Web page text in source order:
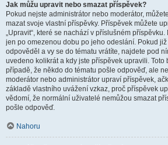
Jak můžu upravit nebo smazat příspěvek?
Pokud nejste administrátor nebo moderátor,
mazat svoje vlastní příspěvky. Příspěvek můžete
„Upravit“, které se nachází v příslušném
jen po omezenou dobu po jeho odeslání. Pokud
odpověděl a vy se do tématu vrátíte, najdete pod
uvedeno kolikrát a kdy jste příspěvek upravili.
případě, že někdo do tématu pošle odpověď, ale
moderátor nebo administrátor upraví příspěvek,
základě vlastního uvážení vzkaz, proč příspěvek
vědomí, že normální uživatelé nemůžou smazat
pošle odpověď.
Nahoru